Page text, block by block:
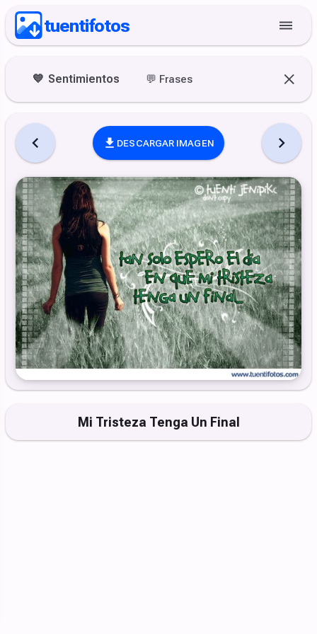
tuentifotos
💙 Sentimientos 💬 Frases
DESCARGAR IMAGEN
Mi Tristeza Tenga Un Final